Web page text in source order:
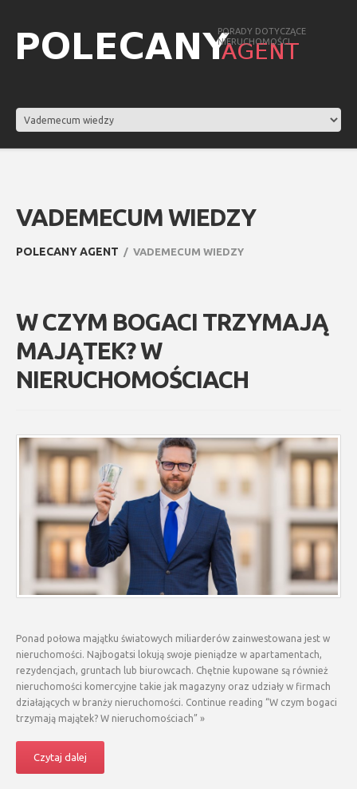
PORADY DOTYCZĄCE
NIERUCHOMOŚCI
VADEMECUM WIEDZY
POLECANY AGENT VADEMECUM WIEDZY
W CZYM BOGACI TRZYMAJĄ
MAJĄTEK? W
NIERUCHOMOŚCIACH
Ponad połowa majątku światowych miliarderów zainwestowana jest w
nieruchomości. Najbogatsi lokują swoje pieniądze w apartamentach,
rezydencjach, gruntach lub biurowcach. Chętnie kupowane są również
nieruchomości komercyjne takie jak magazyny oraz udziały w firmach
działających w branży nieruchomości. Continue reading “W czym bogaci
trzymają majątek? W nieruchomościach” »
Czytaj dalej